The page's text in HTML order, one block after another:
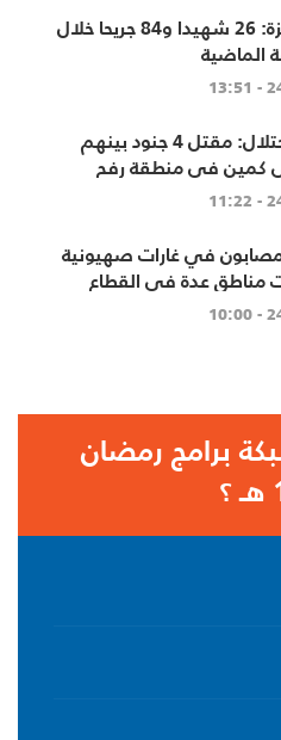
الصحة بغزة: 26 شهيدا و84 جريحا خلال
جيش الإحتلال: مقتل 4 جنود بينهم
كمين في منطقة رفح
في غارات صهيونية
مناطق عدة في القطاع
برامج رمضان